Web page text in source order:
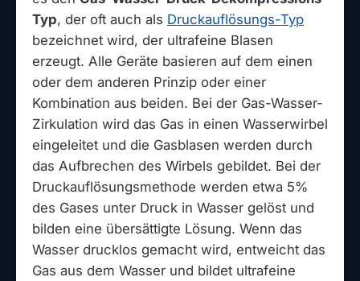
Typ, der oft auch als Druckauflösungs-Typ
bezeichnet wird, der ultrafeine Blasen
erzeugt. Alle Geräte basieren auf dem einen
oder dem anderen Prinzip oder einer
Kombination aus beiden. Bei der Gas-Wasser-
Zirkulation wird das Gas in einen Wasserwirbel
eingeleitet und die Gasblasen werden durch
das Aufbrechen des Wirbels gebildet. Bei der
Druckauflösungsmethode werden etwa 5%
des Gases unter Druck in Wasser gelöst und
bilden eine übersättigte Lösung. Wenn das
Wasser drucklos gemacht wird, entweicht das
Gas aus dem Wasser und bildet ultrafeine